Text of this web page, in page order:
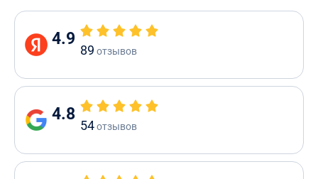
4.9
89 отзывов
4.8
54отзывов